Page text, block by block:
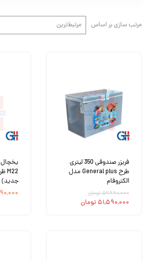
مرتب سازی بر اساس مرتبط‌ترین
فریزر صندوقی 350 لیتری
طرح General plus مدل
الکتروفام
۵۲,۹۹۰,۰۰۰ تومان
۵۱,۵۹۰,۰۰۰ تومان
جدید)